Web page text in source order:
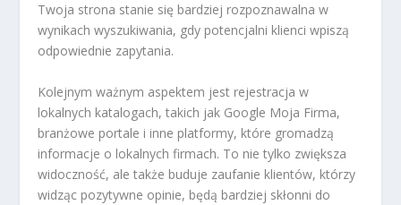
Twoja strona stanie się bardziej rozpoznawalna w
wynikach wyszukiwania, gdy potencjalni klienci wpiszą
odpowiednie zapytania.
Kolejnym ważnym aspektem jest rejestracja w
lokalnych katalogach, takich jak Google Moja Firma,
branżowe portale i inne platformy, które gromadzą
informacje o lokalnych firmach. To nie tylko zwiększa
widoczność, ale także buduje zaufanie klientów, którzy
widząc pozytywne opinie, będą bardziej skłonni do